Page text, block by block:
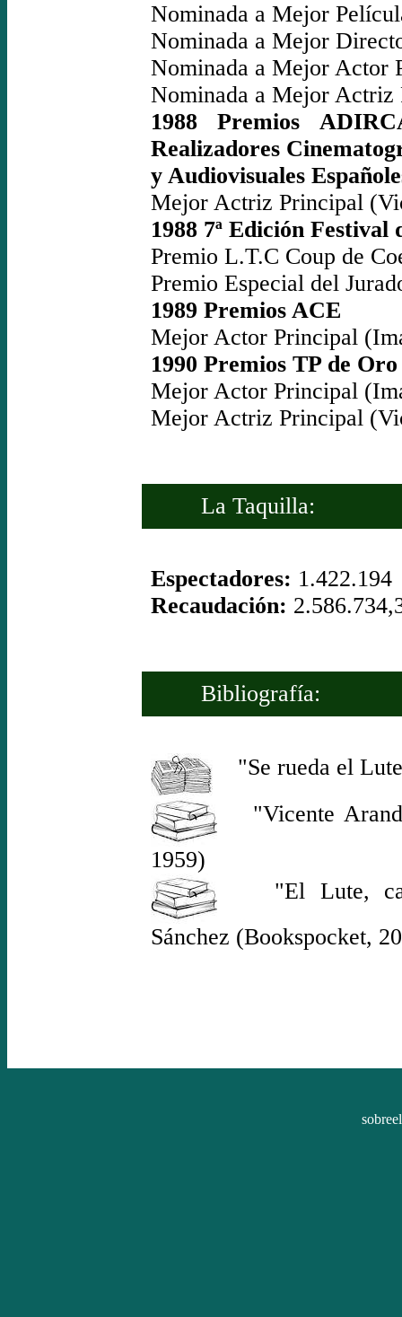
Nominada a Mejor
Nominada a Mejor
Nominada a Mejor Actor
Nominada a Mejor
1988 Premios
Realizadores
y Audiovisuales
Mejor Actriz Principal
1988 7ª Edición Festival
Premio L.T.C Coup de
Premio Especial del
1989 Premios ACE
Mejor Actor Principal
1990 Premios TP de Oro
Mejor Actor Principal
Mejor Actriz Principal
La Taquilla:
Espectadores: 1.422.194
Recaudación:
Bibliografía:
"Se rueda el
"Vicente
1959)
"El Lute,
Sánchez (Bookspocket,